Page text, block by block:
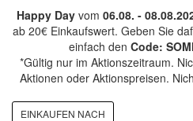
Happy Dayvom 06.08. -
ab 20€ Einkaufswert. Geben Sie
einfach den Code:
*Gültig nur im Aktionszeitraum.
Aktionen oder Aktionspreisen.
EINKAUFEN NACH